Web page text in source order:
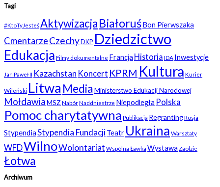
Tagi
#KtoTyJesteśAktywizacjaBiałoruśBon Pierwszaka
CmentarzeCzechyDKP Dziedzictwo
Edukacja Filmy dokumentalne Francja Historia IDA Inwestycje
Jan Paweł II Kazachstan Koncert KPRM Kultura Kurier
Wileński Litwa MediaMinisterstwo Edukacji Narodowej
MołdawiaMSZ NabórNaddniestrze Niepodległa Polska
Pomoc charytatywna Publikacja RegrantingRosja
StypendiaStypendia FundacjiTeatr Ukraina Warsztaty
WFDWilnoWolontariat Wspólna Ławka Wystawa Zaolzie
Łotwa
Archiwum